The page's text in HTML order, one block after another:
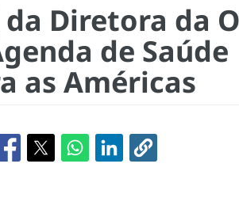
Diretora da
de Saúde
as Américas